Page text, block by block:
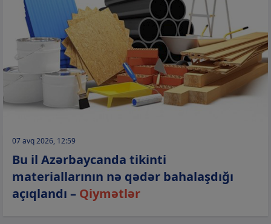
07 avq 2026, 12:59
Bu il Azərbaycanda tikinti
materiallarının nə qədər bahalaşdığı
açıqlandı – Qiymətlər